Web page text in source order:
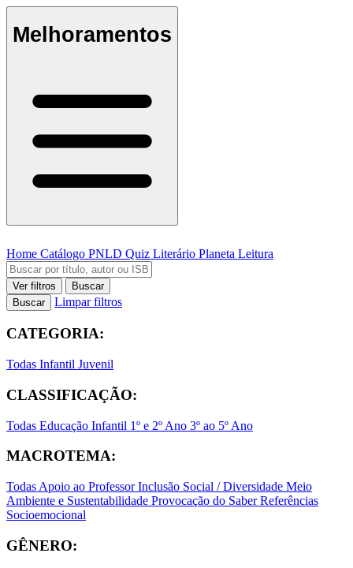
Melhoramentos
Home Catálogo PNLD Quiz Literário Planeta Leitura
Ver filtros
Buscar
Buscar
Limpar filtros
CATEGORIA:
Todas Infantil Juvenil
CLASSIFICAÇÃO:
Todas Educação Infantil 1º e 2º Ano 3º ao 5º Ano
MACROTEMA:
Todas Apoio ao ProfessorInclusão Social / Diversidade Meio
Ambiente e Sustentabilidade Provocação do SaberReferências
Socioemocional
GÊNERO: